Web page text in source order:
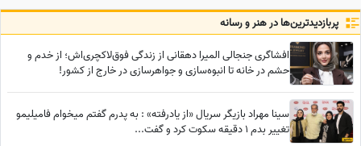
لخت چه معنایی دارد؟
پربازدید‌ترین‌ها در هنر و رسانه
افشاگری جنجالی المیرا دهقانی از زندگی فوق‌لاکچری‌اش؛ از خدم و
حشم در خانه تا انبوه‌سازی و جواهرسازی در خارج از کشور!
سینا مهراد بازیگر سریال «از یادرفته» : به پدرم گفتم میخوام فامیلیمو
تغییر بدم 1 دقیقه سکوت کرد و گفت...